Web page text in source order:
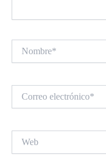
electrónico*